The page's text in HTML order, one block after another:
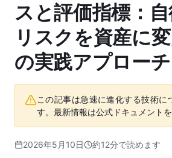
スと評価指標：
リスクを資産に
の実践アプローチ
この記事は急速に進化する技術に
す。最新情報は公式ドキュメントを
2026年5月10日 約12分で読めます